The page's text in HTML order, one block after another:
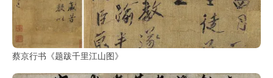
蔡京行书《题跋千里江山图》
询